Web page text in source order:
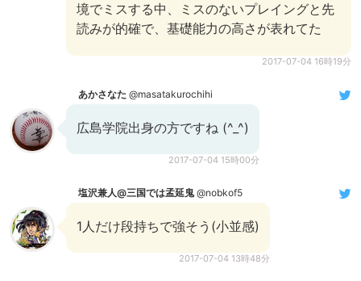
境でミスする中、ミスのないプレイングと先
読みが的確で、基礎能力の高さが表れてた
2017-07-04 16時19分
あかさなた @masatakurochihi
広島学院出身の方ですね (^_^)
2017-07-04 15時00分
塩沢兼人@三国では孟延鬼@nobkof5
1人だけ段持ちで強そう(小並感)
2017-07-04 13時48分